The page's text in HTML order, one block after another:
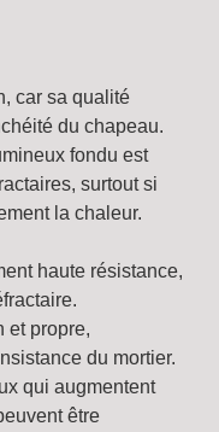
car sa qualité
du chapeau.
fondu est
surtout si
la chaleur.
haute résistance,
et propre,
du mortier.
qui augmentent
être